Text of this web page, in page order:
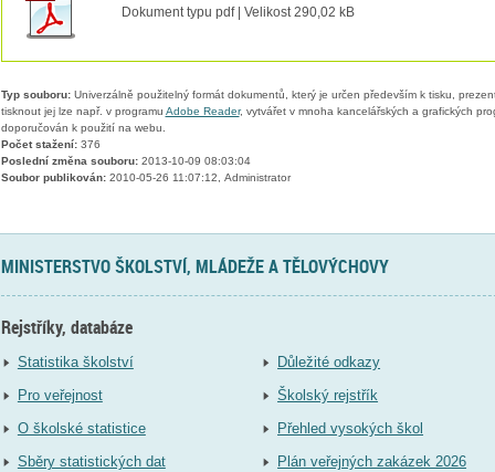
Dokument typu pdf | Velikost 290,02 kB
Typ souboru:Univerzálně použitelný formát dokumentů, který je určen především k tisku,
tisknout jej lze např. v programu Adobe Reader, vytvářet v mnoha kancelářských a grafických
doporučován k použití na webu.
Počet stažení:376
Poslední změna souboru:2013-10-09 08:03:04
Soubor publikován:2010-05-26 11:07:12, Administrator
MINISTERSTVO ŠKOLSTVÍ, MLÁDEŽE A TĚLOVÝCHOVY
Rejstříky, databáze
Statistika školství
Pro veřejnost
O školské statistice
Sběry statistických dat
Důležité odkazy
Školský rejstřík
Přehled vysokých škol
Plán veřejných zakázek 2026